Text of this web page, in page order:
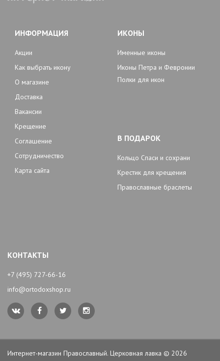
ИНФОРМАЦИЯ
Акции
Как выбрать икону
О магазине
Доставка
Вакансии
Крещение
Соглашение
Сотрудничество
Карта сайта
ИКОНЫ
Именные иконы
Иконы Петра и Февронии
Полки для икон
В ПОДАРОК
Кольцо Спаси и сохрани
Крестик для крещения
Православные браслеты
КОНТАКТЫ
+7 (495) 727-66-16
info@ortodoxshop.ru
Интернет-магазин Православный. Церковная лавка © 2026